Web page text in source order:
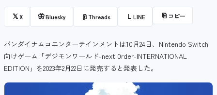
𝕏X 🦋Bluesky @ Threads L LINE ⎘ コピー
バンダイナムコエンターテインメントは10月24日、Nintendo Switch
向けゲーム「デジモンワールド-next 0rder-INTERNATIONAL
EDITION」を2023年2月22日に発売すると発表した。